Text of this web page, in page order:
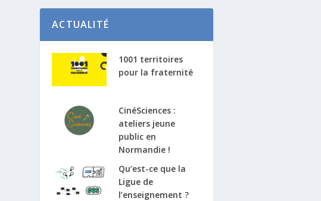
ACTUALITÉ
1001 territoires
pour la fraternité
CinéSciences :
ateliers jeune
public en
Normandie !
Qu’est-ce que la
Ligue de
l’enseignement ?